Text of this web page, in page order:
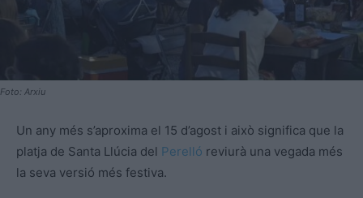
Foto: Arxiu
Un any més s’aproxima el 15 d’agost i això significa que la
platja de Santa Llúcia del Perelló reviurà una vegada més
la seva versió més festiva.